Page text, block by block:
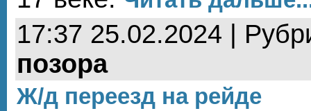
17:37 25.02.2024 |
позора
Ж/д переезд на рейде